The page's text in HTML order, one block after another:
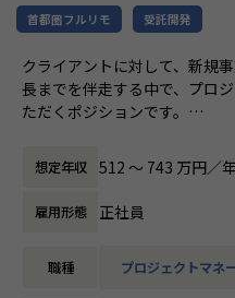
ご参照ください
環境を感じていただけ
・【社員インタビュー】
om/companies/nijibox/feed
s/nijibox
・【運営メディア】
【業務の変更の範囲】
首都圏フルリモ 受託開発
クライアントに対して、新規
長までを伴走する中で、プロ
ただくポジションです。
てサーバサイドまで担当
も可能です。
業務内容
案件の見積管理
想定年収 512 〜 743 万円／年
雇用形態 正社員
職種 プロジェクトマネ